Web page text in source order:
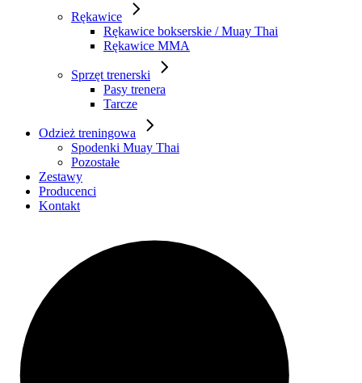
Rękawice
Rękawice bokserskie / Muay Thai
Rękawice MMA
Sprzęt trenerski
Pasy trenera
Tarcze
Odzież treningowa
Spodenki Muay Thai
Pozostałe
Zestawy
Producenci
Kontakt